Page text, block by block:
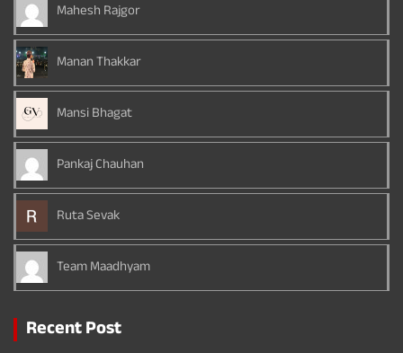
Mahesh Rajgor
Manan Thakkar
Mansi Bhagat
Pankaj Chauhan
Ruta Sevak
Team Maadhyam
Recent Post